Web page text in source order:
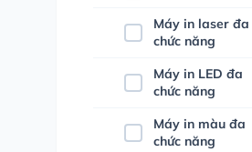
Máy in laser đa
chức năng
Máy in LED đa
chức năng
Máy in màu đa
chức năng